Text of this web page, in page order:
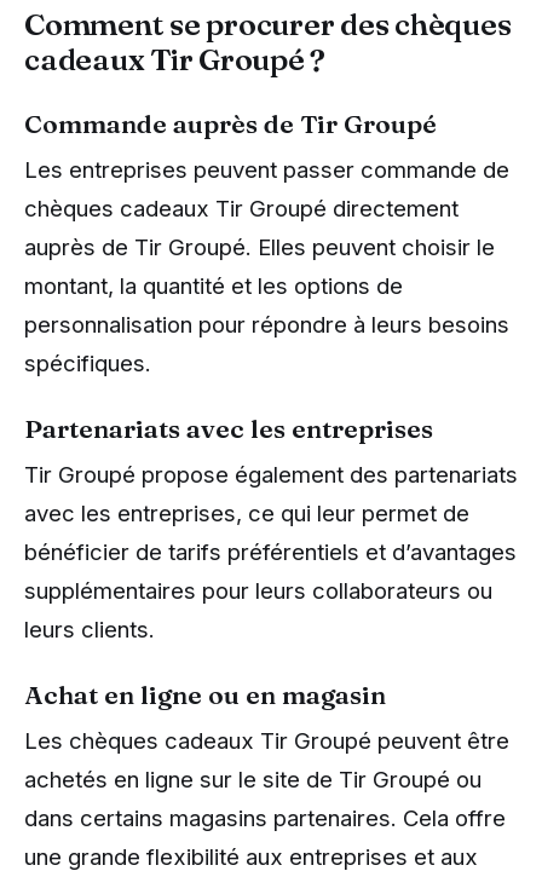
Comment se procurer des chèques
cadeaux Tir Groupé ?
Commande auprès de Tir Groupé
Les entreprises peuvent passer commande de
chèques cadeaux Tir Groupé directement
auprès de Tir Groupé. Elles peuvent choisir le
montant, la quantité et les options de
personnalisation pour répondre à leurs besoins
spécifiques.
Partenariats avec les entreprises
Tir Groupé propose également des partenariats
avec les entreprises, ce qui leur permet de
bénéficier de tarifs préférentiels et d’avantages
supplémentaires pour leurs collaborateurs ou
leurs clients.
Achat en ligne ou en magasin
Les chèques cadeaux Tir Groupé peuvent être
achetés en ligne sur le site de Tir Groupé ou
dans certains magasins partenaires. Cela offre
une grande flexibilité aux entreprises et aux